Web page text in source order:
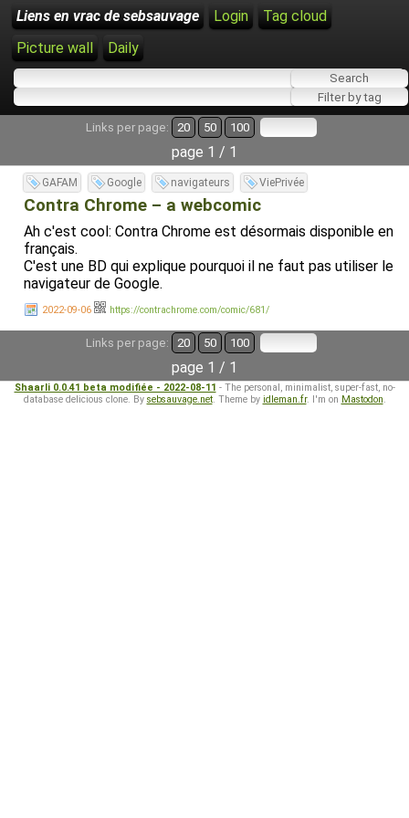
Liens en vrac de sebsauvage Login
Tag cloud
Picture wall
Daily
Links per page: 20 50 100
page 1 / 1
GAFAM Google navigateurs ViePrivée
Contra Chrome – a webcomic
Ah c'est cool: Contra Chrome est désormais disponible en
français.
C'est une BD qui explique pourquoi il ne faut pas utiliser le
navigateur de Google.
2022-09-06 https://contrachrome.com/comic/681/
Links per page: 20 50 100
page 1 / 1
Shaarli 0.0.41 beta modifiée - 2022-08-11 - The personal, minimalist, super-fast, no-
database delicious clone. By sebsauvage.net. Theme by idleman.fr. I'm on Mastodon.